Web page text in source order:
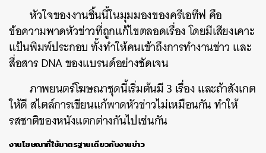
หัวใจของงานชิ้นนี้ในมุมมองของครีเอทีฟ คือ
ข้อความพาดหัวข่าวที่ถูกแก้ไขตลอดเรื่องโดยมีเสียงเคาะ
แป้นพิมพ์ประกอบทั้งทำให้คนเข้าถึงการทำงานข่าว และ
สื่อสารDNAของแบรนด์อย่างชัดเจน
ภาพยนตร์โฆษณาชุดนี้เริ่มต้นมี3 เรื่องและถ้าสังเกต
ให้ดีสไตล์การเขียนแก้พาดหัวข่าวไม่เหมือนกันทำให้
รสชาติของหนังแตกต่างกันไปเช่นกัน
งานโฆษณาที่ใช้มาตรฐานเดียวกับงานข่าว